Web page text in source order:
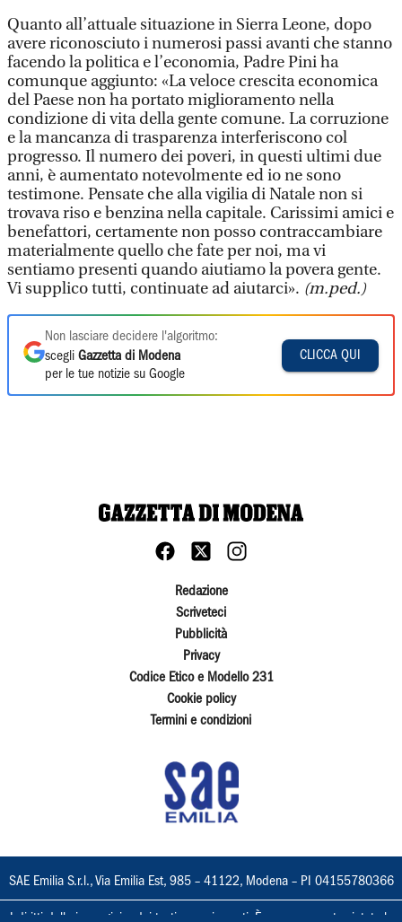
Quanto all’attuale situazione in Sierra Leone, dopo
avere riconosciuto i numerosi passi avanti che stanno
facendo la politica e l’economia, Padre Pini ha
comunque aggiunto: «La veloce crescita economica
del Paese non ha portato miglioramento nella
condizione di vita della gente comune. La corruzione
e la mancanza di trasparenza interferiscono col
progresso. Il numero dei poveri, in questi ultimi due
anni, è aumentato notevolmente ed io ne sono
testimone. Pensate che alla vigilia di Natale non si
trovava riso e benzina nella capitale. Carissimi amici e
benefattori, certamente non posso contraccambiare
materialmente quello che fate per noi, ma vi
sentiamo presenti quando aiutiamo la povera gente.
Vi supplico tutti, continuate ad aiutarci». (m.ped.)
Non lasciare decidere l'algoritmo:
scegli Gazzetta di Modena
per le tue notizie su Google
CLICCA QUI
Redazione
Scriveteci
Pubblicità
Privacy
Codice Etico e Modello 231
Cookie policy
Termini e condizioni
SAE Emilia S.r.l., Via Emilia Est, 985 – 41122, Modena – PI 04155780366
I diritti delle immagini e dei testi sono riservati. È espressamente vietata la